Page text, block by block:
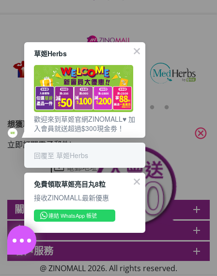
的帳戶>>>邀請好友獎賞 中找到 好友推薦碼
(紅圈位置) 2. 會員可複製好友推薦碼並透過
Whatsapp / Facebook / Email分享給自己
好友。推薦好友次數不限，介紹愈多新朋
友，可獲得愈多Mall Dollar現金回贈。 3.
好友
想獲取最新的優惠資訊？
立即訂閱電子郵件!
關於ZINOMALL add
會員 add
客戶服務 add
@ ZINOMALL 2026. All rights reserved.
cancel
草姬Herbs
歡迎來到草姬官網ZINOMALL♥️ 加
入會員就送超過$300現金劵！
回覆至 草姬Herbs
免費領取草姬亮目丸8粒
接收ZINOMALL最新優惠
連結 WhatsApp 帳號